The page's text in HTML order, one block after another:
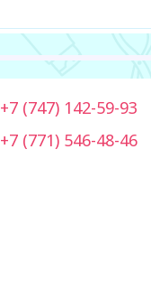
+7 (747) 142-59-93
+7 (771) 546-48-46